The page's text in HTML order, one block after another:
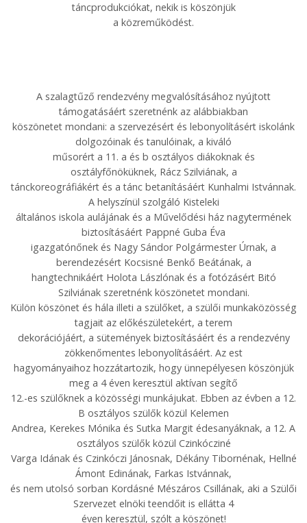
táncprodukciókat, nekik is köszönjük
a közreműködést.
A szalagtűző rendezvény megvalósításához nyújtott
támogatásáért szeretnénk az alábbiakban
köszönetet mondani: a szervezésért és lebonyolításért iskolánk
dolgozóinak és tanulóinak, a kiváló
műsorért a 11. a és b osztályos diákoknak és
osztályfőnöküknek, Rácz Szilviának, a
tánckoreográfiákért és a tánc betanításáért Kunhalmi Istvánnak.
A helyszínül szolgáló Kisteleki
általános iskola aulájának és a Művelődési ház nagytermének
biztosításáért Pappné Guba Éva
igazgatónőnek és Nagy Sándor Polgármester Úrnak, a
berendezésért Kocsisné Benkő Beátának, a
hangtechnikáért Holota Lászlónak és a fotózásért Bitó
Szilviának szeretnénk köszönetet mondani.
Külön köszönet és hála illeti a szülőket, a szülői munkaközösség
tagjait az előkészületekért, a terem
dekorációjáért, a sütemények biztosításáért és a rendezvény
zökkenőmentes lebonyolításáért. Az est
hagyományaihoz hozzátartozik, hogy ünnepélyesen köszönjük
meg a 4 éven keresztül aktívan segítő
12.-es szülőknek a közösségi munkájukat. Ebben az évben a 12.
B osztályos szülők közül Kelemen
Andrea, Kerekes Mónika és Sutka Margit édesanyáknak, a 12. A
osztályos szülők közül Czinkócziné
Varga Idának és Czinkóczi Jánosnak, Dékány Tibornénak, Hellné
Ámont Edinának, Farkas Istvánnak,
és nem utolsó sorban Kordásné Mészáros Csillának, aki a Szülői
Szervezet elnöki teendőit is ellátta 4
éven keresztül, szólt a köszönet!